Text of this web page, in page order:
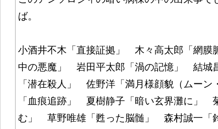
ば。
小酒井不木「直接証拠」 木々高太郎「網
中の悪魔」 岩田平太郎「渦の記憶」 結城
「潜在殺人」 佐野洋「満月様顔貌（ムー
「血痕追跡」 夏樹静子「暗い玄界灘に」
む」 草野唯雄「甦った脳髄」 森村誠一「